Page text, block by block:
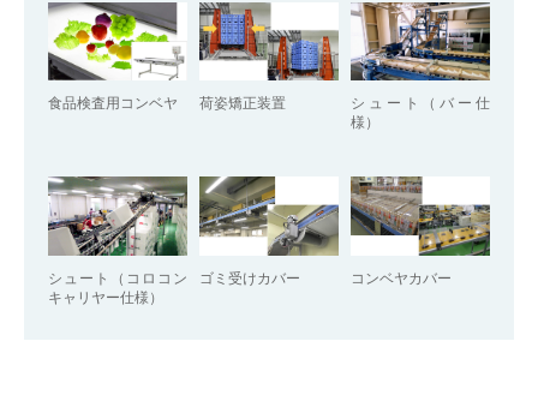
食品検査用コンベヤ 荷姿矯正装置
シュート（バー仕
様）
シュート（コロコン
キャリヤー仕様）
ゴミ受けカバー コンベヤカバー